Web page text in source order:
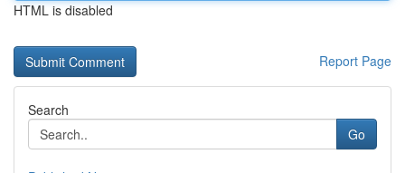
HTML is disabled
Report Page
Search
Go